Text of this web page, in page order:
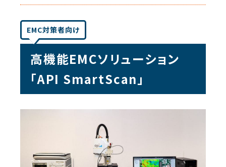
EMC対策者向け
高機能EMCソリューション
「API SmartScan」